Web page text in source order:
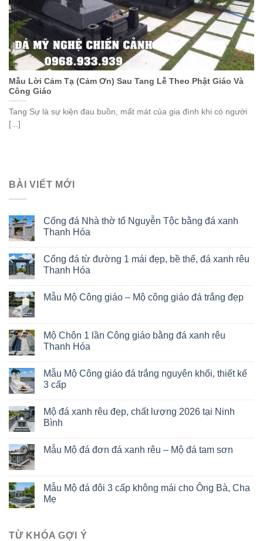
Mẫu Lời Cảm Tạ (Cảm Ơn) Sau Tang Lễ Theo Phật Giáo Và
Công Giáo
Tang Sự là sự kiện đau buồn, mất mát của gia đình khi có người
[...]
BÀI VIẾT MỚI
Cổng đá Nhà thờ tổ Nguyễn Tộc bằng đá xanh
Thanh Hóa
Cổng đá từ đường 1 mái đẹp, bề thế, đá xanh rêu
Thanh Hóa
Mẫu Mộ Công giáo – Mộ công giáo đá trắng đẹp
Mộ Chôn 1 lần Công giáo bằng đá xanh rêu
Thanh Hóa
Mẫu Mộ Công giáo đá trắng nguyên khối, thiết kế
3 cấp
Mộ đá xanh rêu đẹp, chất lượng 2026 tại Ninh
Bình
Mẫu Mộ đá đơn đá xanh rêu – Mộ đá tam sơn
Mẫu Mộ đá đôi 3 cấp không mái cho Ông Bà, Cha
Mẹ
TỪ KHÓA GỢI Ý